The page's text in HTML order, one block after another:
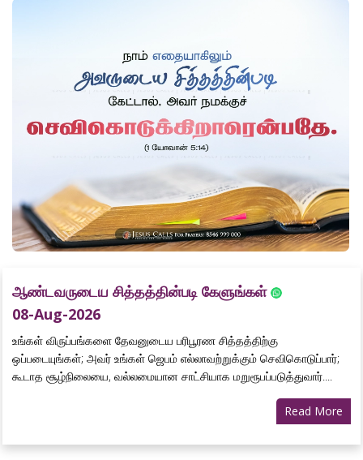
ஆண்டவருடைய சித்தத்தின்படி கேளுங்கள்
08-Aug-2026
உங்கள் விருப்பங்களை தேவனுடைய பரிபூரண சித்தத்திற்கு
ஒப்படையுங்கள்; அவர் உங்கள் ஜெபம் எல்லாவற்றுக்கும் செவிகொடுப்பார்;
கூடாத சூழ்நிலையை, வல்லமையான சாட்சியாக மறுரூபப்படுத்துவார்....
Read More